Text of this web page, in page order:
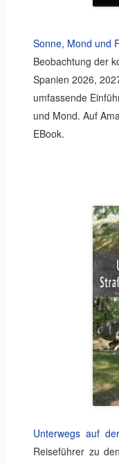
Sonne, Mond und
Beobachtung der
Spanien 2026,
umfassende
und Mond. Auf
EBook.
Unterwegs auf
Reiseführer zu